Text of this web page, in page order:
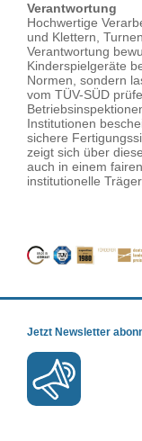
Verantwortung
Hochwertige
und Klettern,
Verantwortung
Kinderspielgeräte
Normen, sondern
vom TÜV-SÜD
Institutionen
sichere
zeigt sich über
auch in einem
institutionelle Träger.
Jetzt Newsletter